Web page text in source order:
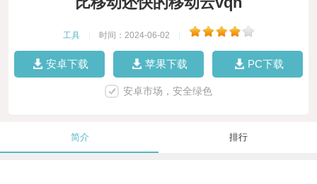
工具 时间：2024-06-02
安卓下载 苹果下载 PC下载
安卓市场，安全绿色
简介 排行